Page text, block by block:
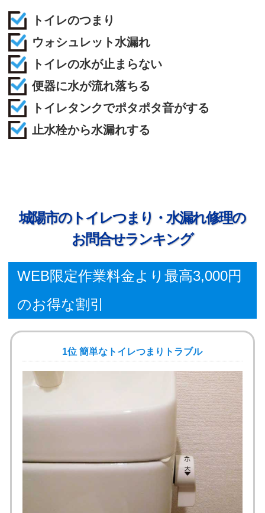
トイレのつまり
ウォシュレット水漏れ
トイレの水が止まらない
便器に水が流れ落ちる
トイレタンクでポタポタ音がする
止水栓から水漏れする
城陽市のトイレつまり・水漏れ修理の
お問合せランキング
WEB限定作業料金より最高3,000円
のお得な割引
1位 簡単なトイレつまりトラブル